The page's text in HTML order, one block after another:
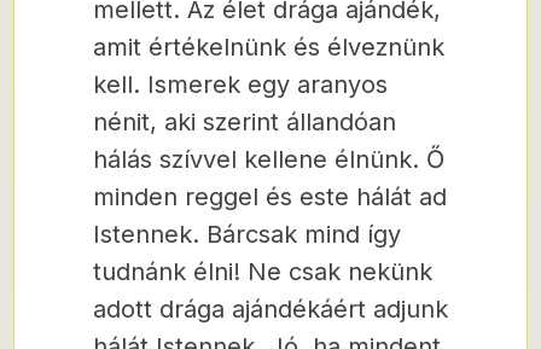
mellett. Az élet drága ajándék,
amit értékelnünk és élveznünk
kell. Ismerek egy aranyos
nénit, aki szerint állandóan
hálás szívvel kellene élnünk. Ő
minden reggel és este hálát ad
Istennek. Bárcsak mind így
tudnánk élni! Ne csak nekünk
adott drága ajándékáért adjunk